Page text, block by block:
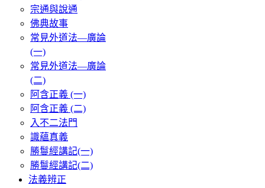
宗通與說通
佛典故事
常見外道法—廣論
(一)
常見外道法—廣論
(二)
阿含正義 (一)
阿含正義 (二)
入不二法門
識蘊真義
勝鬘經講記(一)
勝鬘經講記(二)
法義辨正